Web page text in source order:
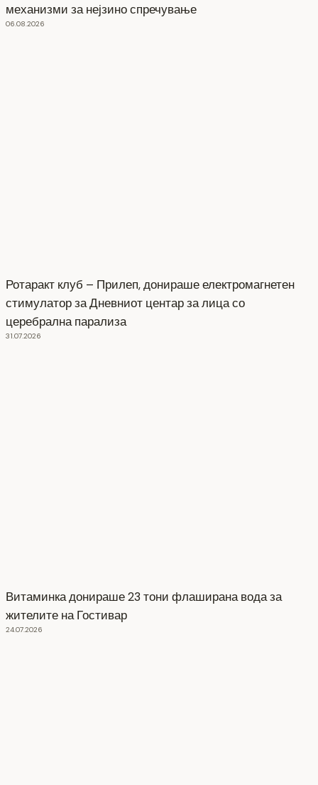
механизми за нејзино спречување
06.08.2026
Ротаракт клуб – Прилеп, донираше електромагнетен
стимулатор за Дневниот центар за лица со
церебрална парализа
31.07.2026
Витаминка донираше 23 тони флаширана вода за
жителите на Гостивар
24.07.2026